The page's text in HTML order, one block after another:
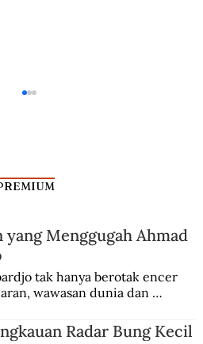
Bunker Jepang
yang Menggugah Ahmad
tak hanya berotak encer
wawasan dunia dan
Multatuli, hingga Sun Yat-sen.
Radar Bung Kecil